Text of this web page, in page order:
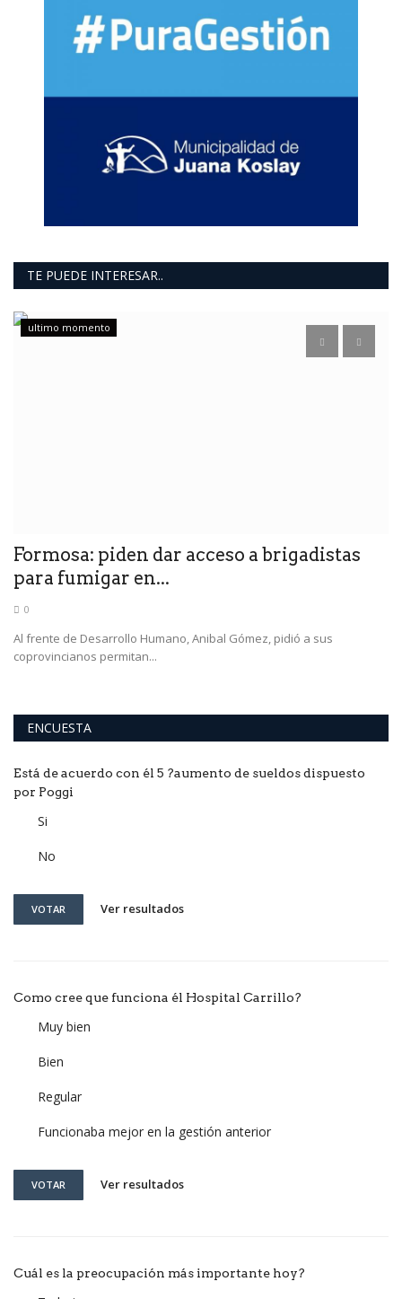
TE PUEDE INTERESAR..
ultimo momento
Formosa: piden dar acceso a brigadistas
para fumigar en...
0
Al frente de Desarrollo Humano, Anibal Gómez, pidió a sus
coprovincianos permitan...
ENCUESTA
Está de acuerdo con él 5 ?aumento de sueldos dispuesto
por Poggi
Si
No
VOTAR Ver resultados
Como cree que funciona él Hospital Carrillo?
Muy bien
Bien
Regular
Funcionaba mejor en la gestión anterior
VOTAR Ver resultados
Cuál es la preocupación más importante hoy?